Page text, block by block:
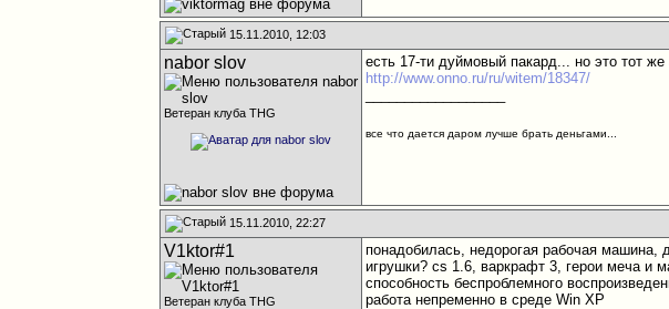
15.11.2010, 12:03
nabor slov
Ветеран клуба THG
есть 17-ти дуймовый пакард... но это тот же
http://www.onno.ru/ru/witem/18347/
все что дается даром лучше брать деньгами...
15.11.2010, 22:27
V1ktor#1
Ветеран клуба THG
понадобилась, недорогая рабочая
игрушки? cs 1.6, варкрафт 3, герои меча и
способность беспроблемного
работа непременно в среде Win XP